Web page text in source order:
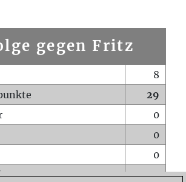
gegen Fritz
8
29
0
0
0
0